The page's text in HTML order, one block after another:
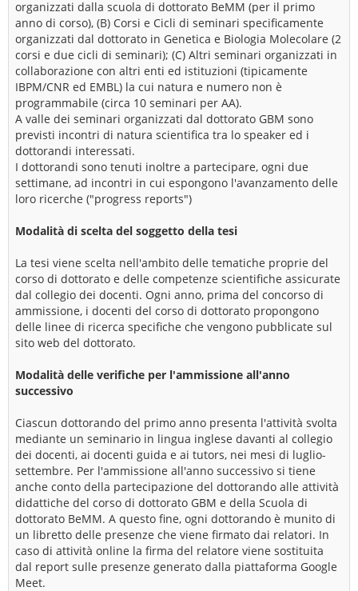
organizzati dalla scuola di dottorato BeMM (per il primo
anno di corso), (B) Corsi e Cicli di seminari specificamente
organizzati dal dottorato in Genetica e Biologia Molecolare (2
corsi e due cicli di seminari); (C) Altri seminari organizzati in
collaborazione con altri enti ed istituzioni (tipicamente
IBPM/CNR ed EMBL) la cui natura e numero non è
programmabile (circa 10 seminari per AA).
A valle dei seminari organizzati dal dottorato GBM sono
previsti incontri di natura scientifica tra lo speaker ed i
dottorandi interessati.
I dottorandi sono tenuti inoltre a partecipare, ogni due
settimane, ad incontri in cui espongono l'avanzamento delle
loro ricerche ("progress reports")
Modalità di scelta del soggetto della tesi
La tesi viene scelta nell'ambito delle tematiche proprie del
corso di dottorato e delle competenze scientifiche assicurate
dal collegio dei docenti. Ogni anno, prima del concorso di
ammissione, i docenti del corso di dottorato propongono
delle linee di ricerca specifiche che vengono pubblicate sul
sito web del dottorato.
Modalità delle verifiche per l'ammissione all'anno
successivo
Ciascun dottorando del primo anno presenta l'attività svolta
mediante un seminario in lingua inglese davanti al collegio
dei docenti, ai docenti guida e ai tutors, nei mesi di luglio-
settembre. Per l'ammissione all'anno successivo si tiene
anche conto della partecipazione del dottorando alle attività
didattiche del corso di dottorato GBM e della Scuola di
dottorato BeMM. A questo fine, ogni dottorando è munito di
un libretto delle presenze che viene firmato dai relatori. In
caso di attività online la firma del relatore viene sostituita
dal report sulle presenze generato dalla piattaforma Google
Meet.